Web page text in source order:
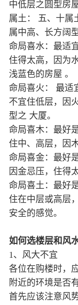
中低层之圆型房
属土： 五、十属
属中高、长方阔
命局喜水：最适
住得太高，因为
浅蓝色的房屋 。
命局喜火： 最适
不宜住低层，因
型之 大厦。
命局喜木：最好
住中、高层，因
命局喜金：最好
因金忌压，住得
命局喜土：最好
住在中层或高层
安全的感觉。
如何选楼层和风
1、风大不宜
各位在购楼时，
附近的环境是否
首先应该注意风